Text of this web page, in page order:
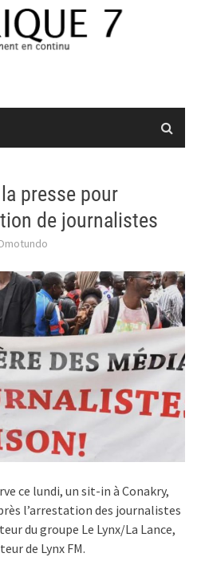
presse pour
de journalistes
ce lundi, un sit-in à Conakry,
l’arrestation des journalistes
du groupe Le Lynx/La Lance,
de Lynx FM.